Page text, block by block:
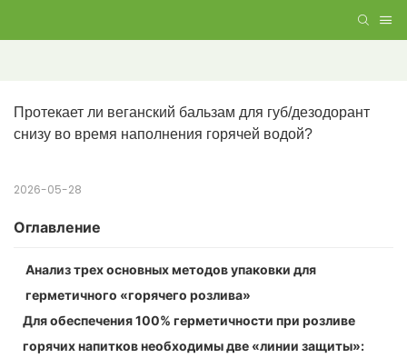
Протекает ли веганский бальзам для губ/дезодорант
снизу во время наполнения горячей водой?
2026-05-28
Оглавление
Анализ трех основных методов упаковки для
герметичного «горячего розлива»
Для обеспечения 100% герметичности при розливе
горячих напитков необходимы две «линии защиты»: